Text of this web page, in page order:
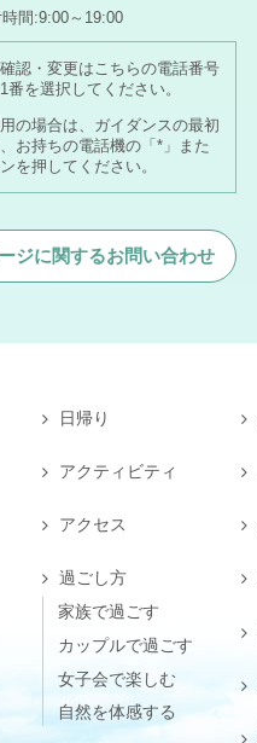
間:9:00～19:00
認・変更はこちらの電話番号
を選択してください。
の場合は、ガイダンスの最初
お持ちの電話機の「*」また
を押してください。
ジに関するお問い合わせ
日帰り
アクティビティ
アクセス
過ごし方
家族で過ごす
カップルで過ごす
女子会で楽しむ
自然を体感する